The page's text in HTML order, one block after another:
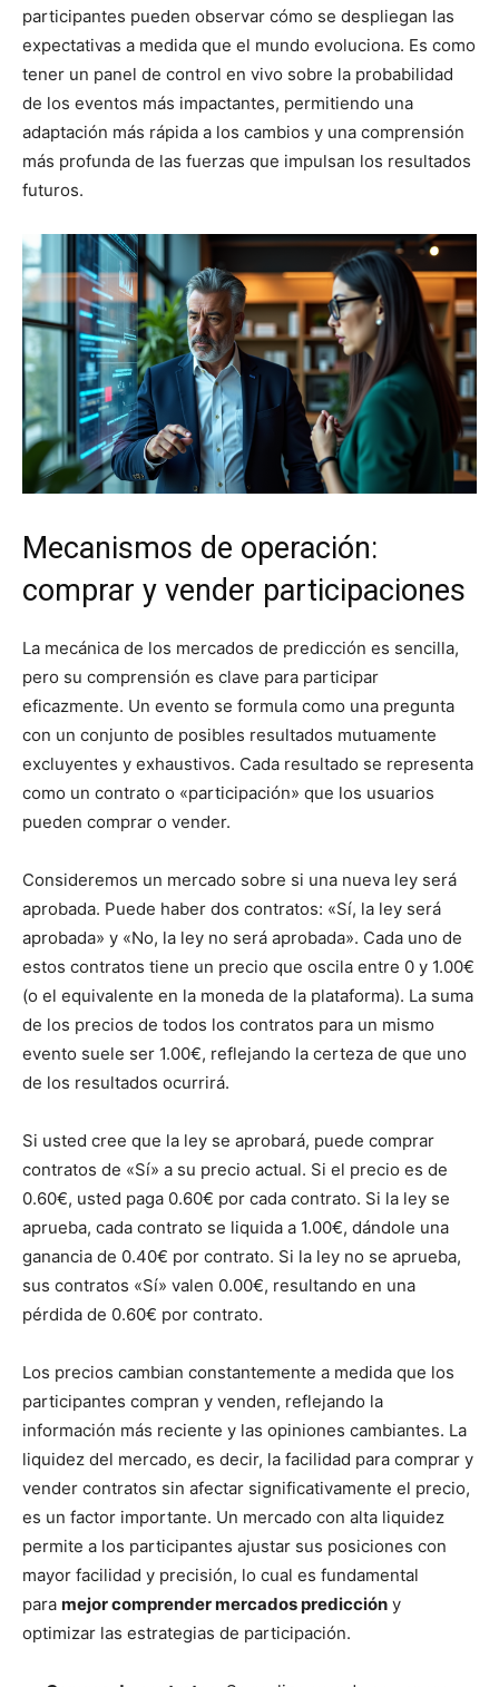
participantes pueden observar cómo se despliegan las
expectativas a medida que el mundo evoluciona. Es como
tener un panel de control en vivo sobre la probabilidad
de los eventos más impactantes, permitiendo una
adaptación más rápida a los cambios y una comprensión
más profunda de las fuerzas que impulsan los resultados
futuros.
Mecanismos de operación:
comprar y vender participaciones
La mecánica de los mercados de predicción es sencilla,
pero su comprensión es clave para participar
eficazmente. Un evento se formula como una pregunta
con un conjunto de posibles resultados mutuamente
excluyentes y exhaustivos. Cada resultado se representa
como un contrato o «participación» que los usuarios
pueden comprar o vender.
Consideremos un mercado sobre si una nueva ley será
aprobada. Puede haber dos contratos: «Sí, la ley será
aprobada» y «No, la ley no será aprobada». Cada uno de
estos contratos tiene un precio que oscila entre 0 y 1.00€
(o el equivalente en la moneda de la plataforma). La suma
de los precios de todos los contratos para un mismo
evento suele ser 1.00€, reflejando la certeza de que uno
de los resultados ocurrirá.
Si usted cree que la ley se aprobará, puede comprar
contratos de «Sí» a su precio actual. Si el precio es de
0.60€, usted paga 0.60€ por cada contrato. Si la ley se
aprueba, cada contrato se liquida a 1.00€, dándole una
ganancia de 0.40€ por contrato. Si la ley no se aprueba,
sus contratos «Sí» valen 0.00€, resultando en una
pérdida de 0.60€ por contrato.
Los precios cambian constantemente a medida que los
participantes compran y venden, reflejando la
información más reciente y las opiniones cambiantes. La
liquidez del mercado, es decir, la facilidad para comprar y
vender contratos sin afectar significativamente el precio,
es un factor importante. Un mercado con alta liquidez
permite a los participantes ajustar sus posiciones con
mayor facilidad y precisión, lo cual es fundamental
para mejor comprender mercados predicción y
optimizar las estrategias de participación.